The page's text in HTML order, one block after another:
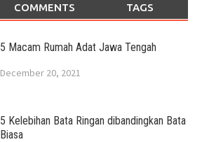
COMMENTS TAGS
5 Macam Rumah Adat Jawa Tengah
December 20, 2021
5 Kelebihan Bata Ringan dibandingkan Bata
Biasa